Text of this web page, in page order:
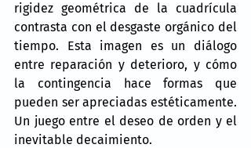
rigidez geométrica de la cuadrícula
contrasta con el desgaste orgánico del
tiempo. Esta imagen es un diálogo
entre reparación y deterioro, y cómo
la contingencia hace formas que
pueden ser apreciadas estéticamente.
Un juego entre el deseo de orden y el
inevitable decaimiento.